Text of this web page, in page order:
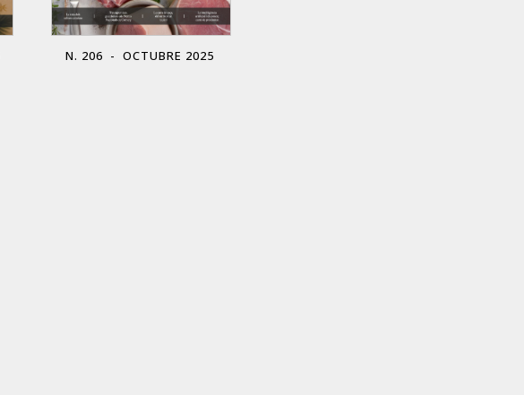
N. 206 - OCTUBRE 2025